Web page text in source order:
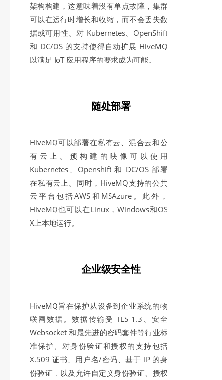
架构构建，这意味着没有单点故障，集群
可以在运行时增长和收缩，而不会丢失数
据或可用性。对 Kubernetes、OpenShift
和 DC/OS 的支持使得自动扩展 HiveMQ
以满足 IoT 应用程序的要求成为可能。
随处部署
HiveMQ可以部署在私有云、混合云和公
有云上。预构建的映像可以使用
Kubernetes、Openshift 和 DC/OS 部署
在私有云上。同时，HiveMQ支持的公共
云平台包括AWS和MSAzure。此外，
HiveMQ也可以在Linux，Windows和OS
X上本地运行。
企业级安全性
HiveMQ旨在保护从设备到企业系统的物
联网数据。数据传输受 TLS 1.3、安全
Websocket 和最先进的密码套件等行业标
准保护。对身份验证和授权的支持包括
X.509 证书、用户名/密码、基于 IP 的身
份验证，以及允许自定义身份验证、授权